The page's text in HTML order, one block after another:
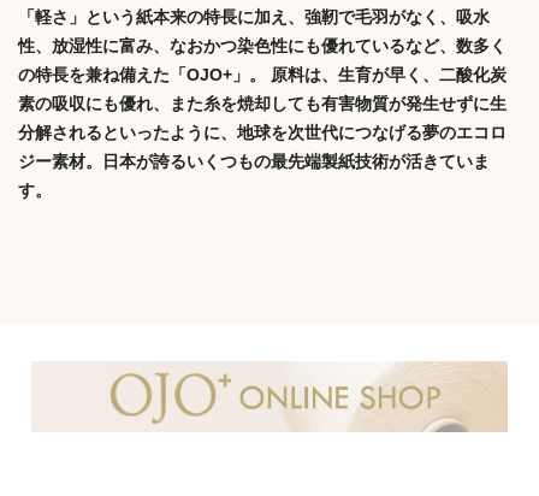
「軽さ」という紙本来の特長に加え、強靭で毛羽がなく、吸水
性、放湿性に富み、なおかつ染色性にも優れているなど、数多く
の特長を兼ね備えた「OJO+」。 原料は、生育が早く、二酸化炭
素の吸収にも優れ、また糸を焼却しても有害物質が発生せずに生
分解されるといったように、地球を次世代につなげる夢のエコロ
ジー素材。日本が誇るいくつもの最先端製紙技術が活きていま
す。